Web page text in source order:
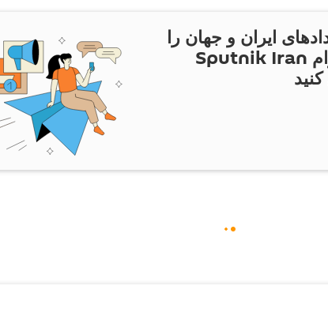
ایران و جهان را
از صفحه تلگرام Sputnik Iran